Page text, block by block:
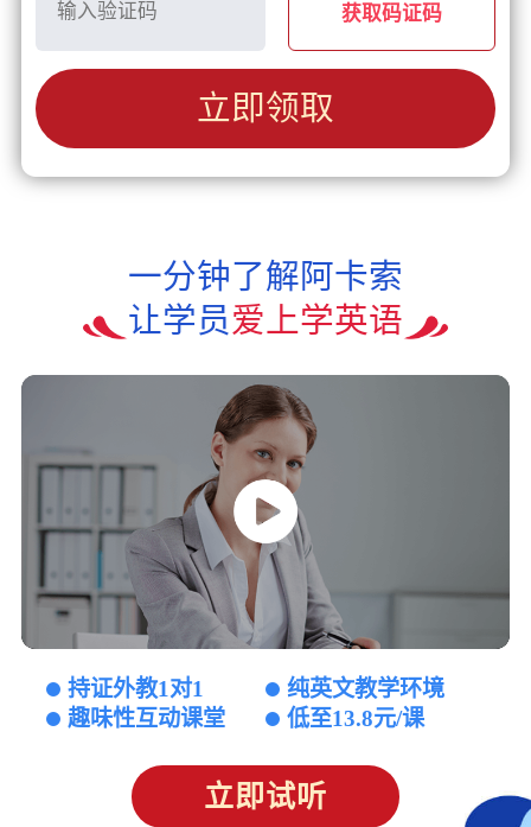
获取码证码
立即领取
一分钟了解阿卡索
让学员爱上学英语
持证外教1对1
纯英文教学环境
趣味性互动课堂
低至13.8元/课
立即试听